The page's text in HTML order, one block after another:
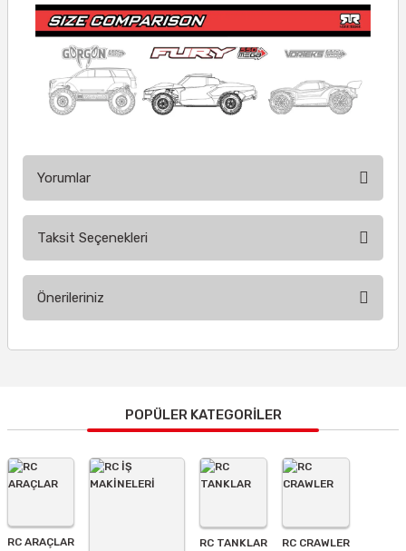
Yorumlar
Taksit Seçenekleri
Önerileriniz
Görüş ve önerileriniz için teşekkür ederiz.
Ürün resmi kalitesiz, bozuk veya görüntülenemiyor.
Ürün açıklamasında eksik bilgiler bulunuyor.
Ürün fiyatı diğer sitelerden daha pahalı.
POPÜLER KATEGORİLER
RC ARAÇLAR RC TANKLAR RC CRAWLER